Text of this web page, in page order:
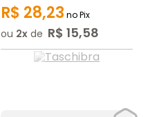
R$ 28,23 no Pix
ou 2 de R$ 15,58